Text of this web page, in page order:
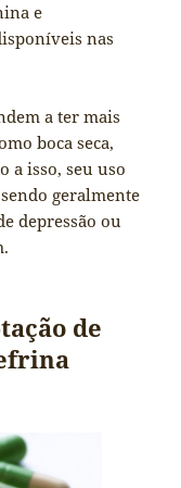
e
nas
a ter mais
boca seca,
a isso, seu uso
geralmente
depressão ou
de